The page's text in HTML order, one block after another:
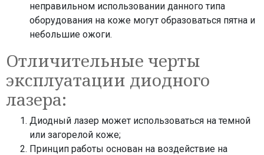
неправильном использовании данного типа
оборудования на коже могут образоваться пятна и
небольшие ожоги.
Отличительные черты
эксплуатации диодного
лазера:
Диодный лазер может использоваться на темной
или загорелой коже;
Принцип работы основан на воздействие на